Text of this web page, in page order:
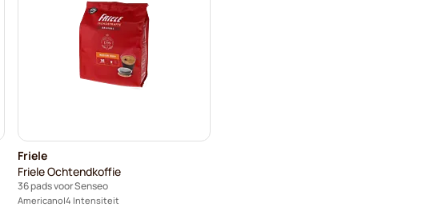
Friele
Friele Ochtendkoffie
36 pads voor Senseo
Americano 4 Intensiteit